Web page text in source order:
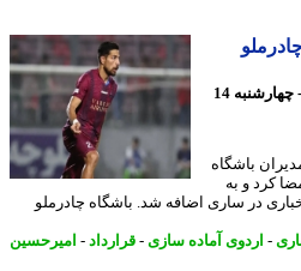
3 روز پیش - چهارشنبه 14
باشگاه
و به
در ساری اضافه شد. باشگاه چادرملو
اردوی آماده سازی- قرارداد -امیرحسین